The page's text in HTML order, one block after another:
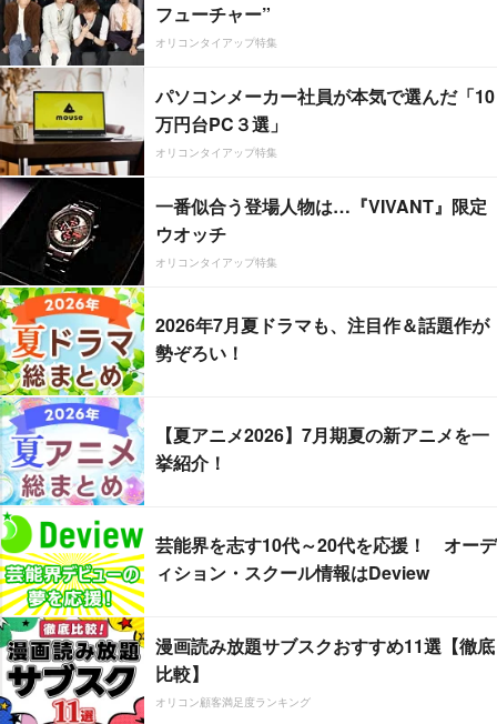
フューチャー”
オリコンタイアップ特集
パソコンメーカー社員が本気で選んだ「10
万円台PC３選」
オリコンタイアップ特集
一番似合う登場人物は…『VIVANT』限定
ウオッチ
オリコンタイアップ特集
2026年7月夏ドラマも、注目作＆話題作が
勢ぞろい！
【夏アニメ2026】7月期夏の新アニメを一
挙紹介！
芸能界を志す10代～20代を応援！ オーデ
ィション・スクール情報はDeview
漫画読み放題サブスクおすすめ11選【徹底
比較】
オリコン顧客満足度ランキング